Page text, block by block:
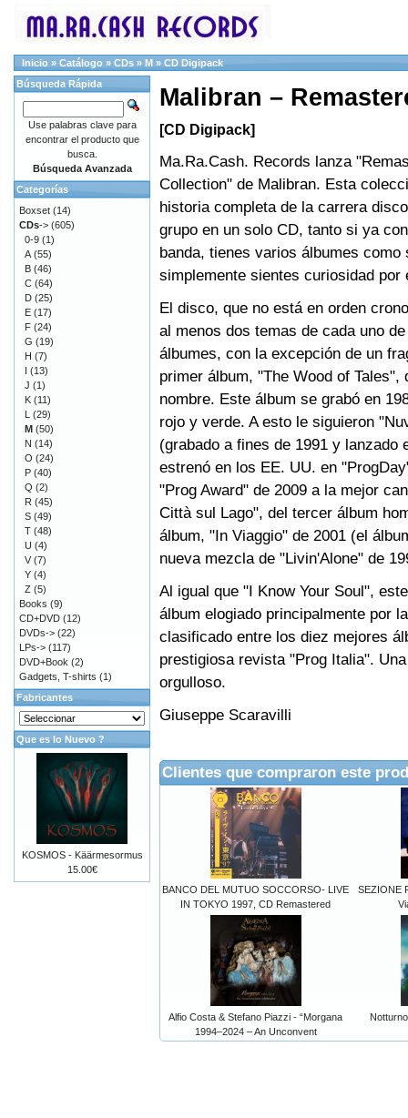
Inicio » Catálogo » CDs » M » CD Digipack
Malibran –
[CD Digipack]
Ma.Ra.Cash. Records lanza
Collection" de Malibran. Esta
historia completa de la carrera
grupo en un solo CD, tanto si ya
banda, tienes varios álbumes como
simplemente sientes curiosidad por
El disco, que no está en orden
al menos dos temas de cada uno
álbumes, con la excepción de un
primer álbum, "The Wood of
nombre. Este álbum se grabó en
rojo y verde. A esto le siguieron
(grabado a fines de 1991 y lanzado
estrenó en los EE. UU. en
"Prog Award" de 2009 a la mejor
Città sul Lago", del tercer álbum
álbum, "In Viaggio" de 2001 (el
nueva mezcla de "Livin'Alone" de
Al igual que "I Know Your Soul",
álbum elogiado principalmente por
clasificado entre los diez mejores
prestigiosa revista "Prog Italia".
orgulloso.
Giuseppe Scaravilli
Clientes que compraron este
BANCO DEL MUTUO SOCCORSO- LIVE
IN TOKYO 1997, CD Remastered
SEZIONE
Alfio Costa & Stefano Piazzi - “Morgana
1994–2024 – An Unconvent
Búsqueda Rápida
Use palabras clave para
encontrar el producto que
busca.
Búsqueda Avanzada
Categorías
Boxset (14)
CDs-> (605)
0-9 (1)
A (55)
B (46)
C (64)
D (25)
E (17)
F (24)
G (19)
H (7)
I (13)
J (1)
K (11)
L (29)
M (50)
N (14)
O (24)
P (40)
Q (2)
R (45)
S (49)
T (48)
U (4)
V (7)
Y (4)
Z (5)
Books (9)
CD+DVD (12)
DVDs-> (22)
LPs-> (117)
DVD+Book (2)
Gadgets, T-shirts (1)
Fabricantes
Que es lo Nuevo ?
KOSMOS - Käärmesormus
15.00€